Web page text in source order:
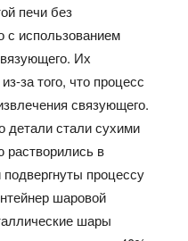
печи без
с использованием
Их
за того, что процесс
связующего.
детали стали сухими
растворились в
процессу
шаровой
шары